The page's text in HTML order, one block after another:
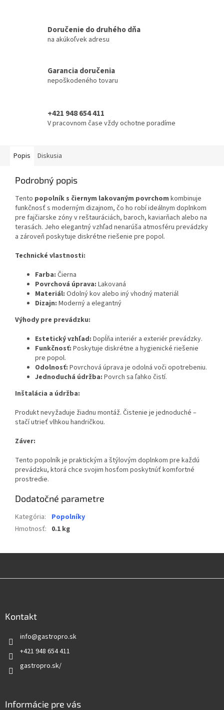
Doručenie do druhého dňa
na akúkoľvek adresu
Garancia doručenia
nepoškodeného tovaru
+421 948 654 411
V pracovnom čase vždy ochotne poradíme
Popis Diskusia
Podrobný popis
Tento popolník s čiernym lakovaným povrchom kombinuje
funkčnosť s moderným dizajnom, čo ho robí ideálnym doplnkom
pre fajčiarske zóny v reštauráciách, baroch, kaviarňach alebo na
terasách. Jeho elegantný vzhľad nenarúša atmosféru prevádzky
a zároveň poskytuje diskrétne riešenie pre popol.
Technické vlastnosti:
Farba: Čierna
Povrchová úprava: Lakovaná
Materiál: Odolný kov alebo iný vhodný materiál
Dizajn: Moderný a elegantný
Výhody pre prevádzku:
Estetický vzhľad: Dopĺňa interiér a exteriér prevádzky.
Funkčnosť: Poskytuje diskrétne a hygienické riešenie
pre popol.
Odolnosť: Povrchová úprava je odolná voči opotrebeniu.
Jednoduchá údržba: Povrch sa ľahko čistí.
Inštalácia a údržba:
Produkt nevyžaduje žiadnu montáž. Čistenie je jednoduché –
stačí utrieť vlhkou handričkou.
Záver:
Tento popolník je praktickým a štýlovým doplnkom pre každú
prevádzku, ktorá chce svojim hosťom poskytnúť komfortné
prostredie.
Dodatočné parametre
Kategória:
Popolníky
Hmotnosť: 0.1 kg
Kontakt
info@gastropro.sk
+421 948 654 411
gastropro.sk/
Informácie pre vás